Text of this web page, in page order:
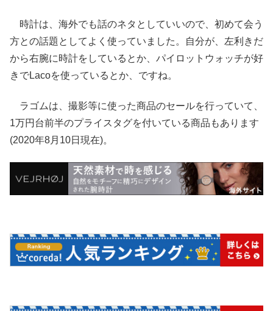
時計は、海外でも話のネタとしていいので、初めて会う
方との話題としてよく使っていました。自分が、左利きだ
から右腕に時計をしているとか、パイロットウォッチが好
きでLacoを使っているとか、ですね。
ラゴムは、撮影等に使った商品のセールを行っていて、
1万円台前半のプライスタグを付いている商品もあります
(2020年8月10日現在)。